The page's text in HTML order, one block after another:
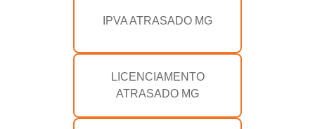
IPVA ATRASADO MG
LICENCIAMENTO
ATRASADO MG